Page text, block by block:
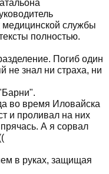
службы
полностью.
Погиб один
не знал ни страха, ни
во время Иловайска
и проливал на них
А я сорвал
в руках, защищая